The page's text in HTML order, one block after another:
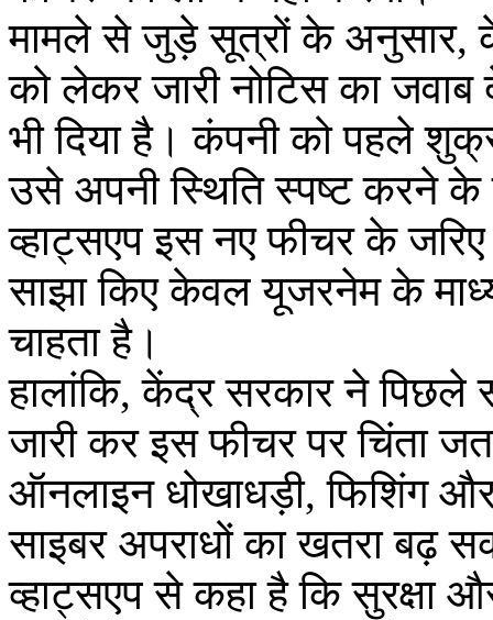
मामले से जुड़े सूत्रों के अनुसार,
को लेकर जारी नोटिस का
भी दिया है। कंपनी को पहले
उसे अपनी स्थिति स्पष्ट करने
व्हाट्सएप इस नए फीचर के जरिए
साझा किए केवल यूजरनेम के
चाहता है।
हालांकि, केंद्र सरकार ने पिछले
जारी कर इस फीचर पर चिंता
ऑनलाइन धोखाधड़ी, फिशिंग और
साइबर अपराधों का खतरा बढ़
व्हाट्सएप से कहा है कि सुरक्षा